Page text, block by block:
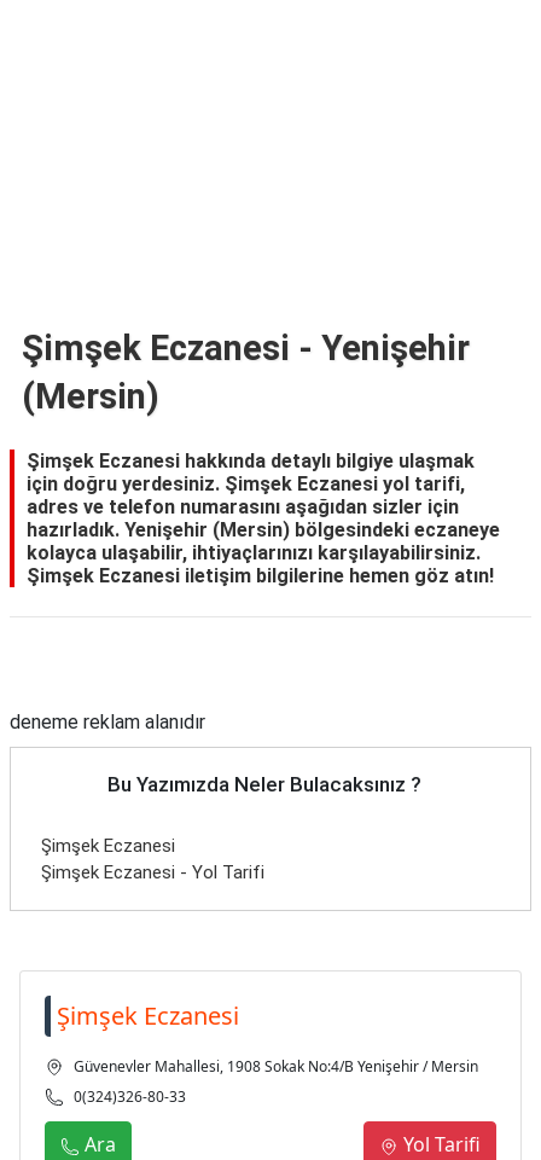
Şimşek Eczanesi - Yenişehir
(Mersin)
Şimşek Eczanesi hakkında detaylı bilgiye ulaşmak
için doğru yerdesiniz. Şimşek Eczanesi yol tarifi,
adres ve telefon numarasını aşağıdan sizler için
hazırladık. Yenişehir (Mersin) bölgesindeki eczaneye
kolayca ulaşabilir, ihtiyaçlarınızı karşılayabilirsiniz.
Şimşek Eczanesi iletişim bilgilerine hemen göz atın!
deneme reklam alanıdır
Bu Yazımızda Neler Bulacaksınız ?
Şimşek Eczanesi
Şimşek Eczanesi - Yol Tarifi
Şimşek Eczanesi
Güvenevler Mahallesi, 1908 Sokak No:4/B Yenişehir / Mersin
0(324)326-80-33
Ara Yol Tarifi